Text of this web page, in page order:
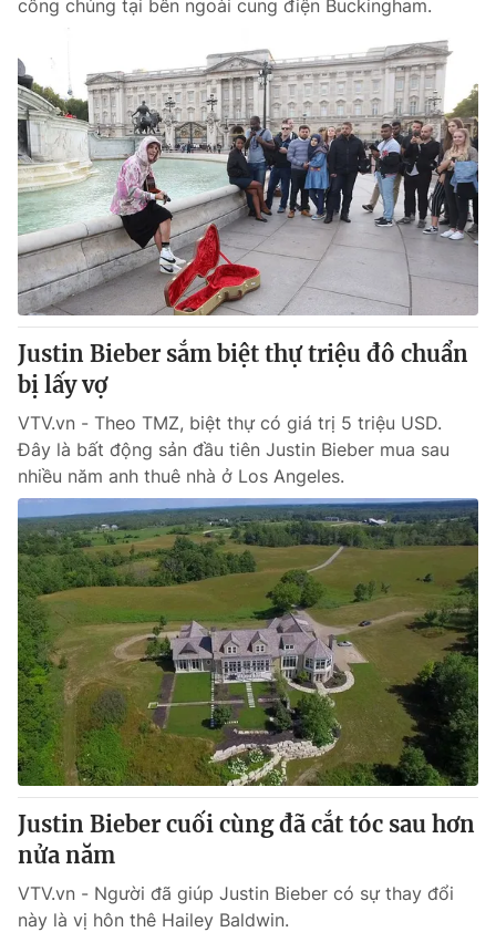
công chúng tại bên ngoài cung điện Buckingham.
Justin Bieber sắm biệt thự triệu đô chuẩn
bị lấy vợ
VTV.vn - Theo TMZ, biệt thự có giá trị 5 triệu USD.
Đây là bất động sản đầu tiên Justin Bieber mua sau
nhiều năm anh thuê nhà ở Los Angeles.
Justin Bieber cuối cùng đã cắt tóc sau hơn
nửa năm
VTV.vn - Người đã giúp Justin Bieber có sự thay đổi
này là vị hôn thê Hailey Baldwin.